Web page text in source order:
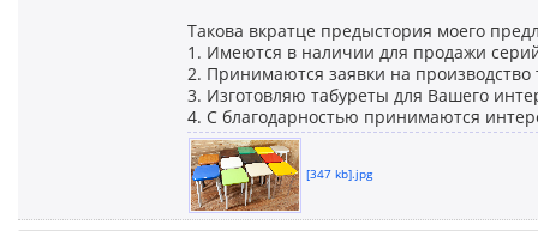
Такова вкратце предыстория моего
1. Имеются в наличии для продажи
2. Принимаются заявки на
3. Изготовляю табуреты для Вашего
4. С благодарностью принимаются
[347 kb].jpg